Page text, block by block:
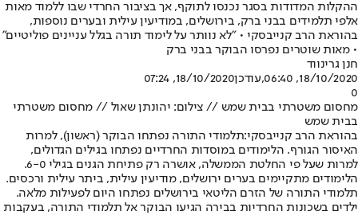
ההקלות המדודות בסגר נכנסו לתוקף, אך בציבור החרדי שבו ללמוד מאות
אלפי תלמידים בבני ברק, בירושלים, במודיעין עילית ובערים נוספות,
בהוראת הרב קנייבסקי • "לא נוותר על לימוד תורה בגלל עניינים פוליטיים"
• מאות שוטרים נפרסו הבוקר בבני ברק
חנן גרינווד
18/10/2020, 06:40
,עודכן18/10/2020, 07:24
0
מחסום משטרתי בבית שמש // צילום: יהונתן שאול // מחסום משטרתי
בבית שמש
בהוראת הרב קנייבסקי:תלמודי התורה נפתחו הבוקר (ראשון), למרות
האיסור הגורף. הלימודים במוסדות החרדיים נפתחו בגילים הגדולים,
למרות שעל פי החלטת הממשלה, אושרה רק פתיחת הגנים בגילי 6-0.
הלימודים מתקיימים בערים ירושלים, מודיעין עילית, ביתר עילית ורכסים.
תלמודי התורה של הזרם הליטאי בירושלים נפתחו היום לפעילות מלאה.
ילדים בשכונות החרדיות בבירה הגיעו הבוקר אל תלמודי התורה, בעקבות